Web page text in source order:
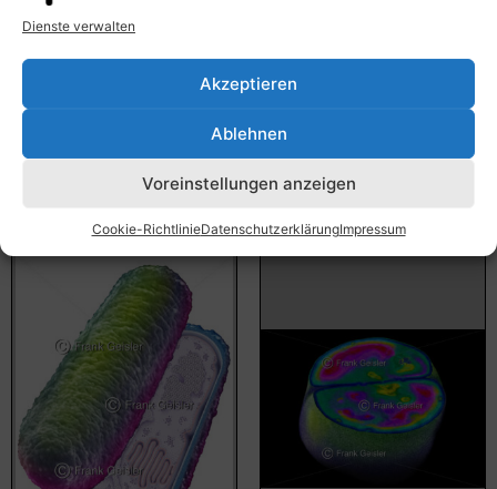
Dienste verwalten
Akzeptieren
Ablehnen
Voreinstellungen anzeigen
Cookie-RichtlinieDatenschutzerklärungImpressum
FSME-Virus,
Hirnhautentzündung
durch Viren,
55,00
Ausführung wählen
55,00€–135,00€
Bildnummer: 4288
Ausführung wählen